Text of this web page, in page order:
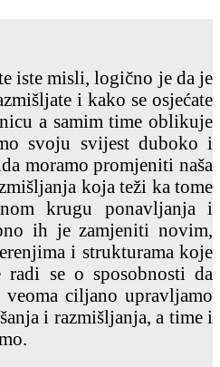
iste misli, logično je da je
i kako se osjećate
a samim time oblikuje
svoju svijest duboko i
moramo promjeniti naša
koja teži ka tome
krugu ponavljanja i
ih je zamjeniti novim,
i strukturama koje
radi se o sposobnosti da
ciljano upravljamo
i razmišljanja, a time i